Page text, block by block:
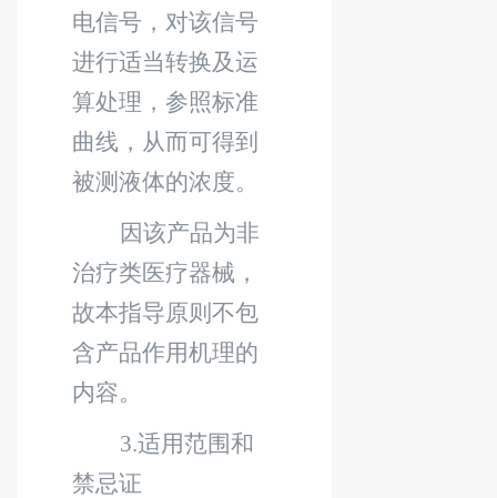
电信号，对该信号
进行适当转换及运
算处理，参照标准
曲线，从而可得到
被测液体的浓度。
因该产品为非
治疗类医疗器械，
故本指导原则不包
含产品作用机理的
内容。
3.适用范围和
禁忌证